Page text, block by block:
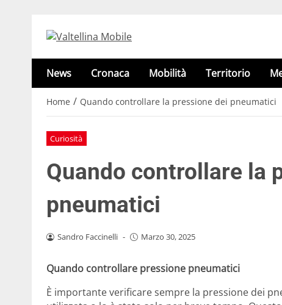
News Cronaca Mobilità Territorio
Home / Quando controllare la pressione dei pneumatici
Curiosità
Quando controllare la
pneumatici
Sandro Faccinelli - Marzo 30, 2025
Quando controllare pressione pneumatici
È importante verificare sempre la pressione dei